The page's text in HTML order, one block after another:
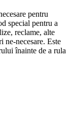
pentru
special pentru a
reclame, alte
ne-necesare. Este
înainte de a rula